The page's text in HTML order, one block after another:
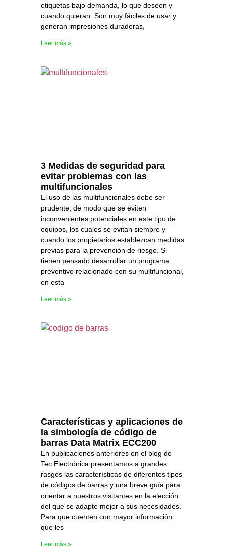
etiquetas bajo demanda, lo que deseen y
cuando quieran. Son muy fáciles de usar y
generan impresiones duraderas,
Leer más »
3 Medidas de seguridad para
evitar problemas con las
multifuncionales
El uso de las multifuncionales debe ser
prudente, de modo que se eviten
inconvenientes potenciales en este tipo de
equipos, los cuales se evitan siempre y
cuando los propietarios establezcan medidas
previas para la prevención de riesgo. Si
tienen pensado desarrollar un programa
preventivo relacionado con su multifuncional,
en esta
Leer más »
Características y aplicaciones de
la simbología de código de
barras Data Matrix ECC200
En publicaciones anteriores en el blog de
Tec Electrónica presentamos a grandes
rasgos las características de diferentes tipos
de códigos de barras y una breve guía para
orientar a nuestros visitantes en la elección
del que se adapte mejor a sus necesidades.
Para que cuenten con mayor información
que les
Leer más »